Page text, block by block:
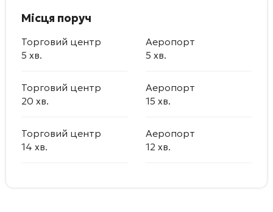
Місця поруч
Торговий центр
5 хв.
Аеропорт
5 хв.
Торговий центр
20 хв.
Аеропорт
15 хв.
Торговий центр
14 хв.
Аеропорт
12 хв.